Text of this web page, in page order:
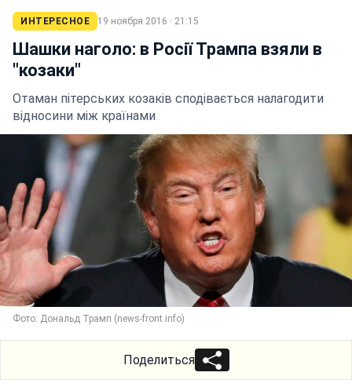
ИНТЕРЕСНОЕ 19 ноября 2016 · 21:15
Шашки наголо: в Росії Трампа взяли в
"козаки"
Отаман пітерських козаків сподівається налагодити
відносини між країнами
Фото: Дональд Трамп (news-front.info)
Поделиться